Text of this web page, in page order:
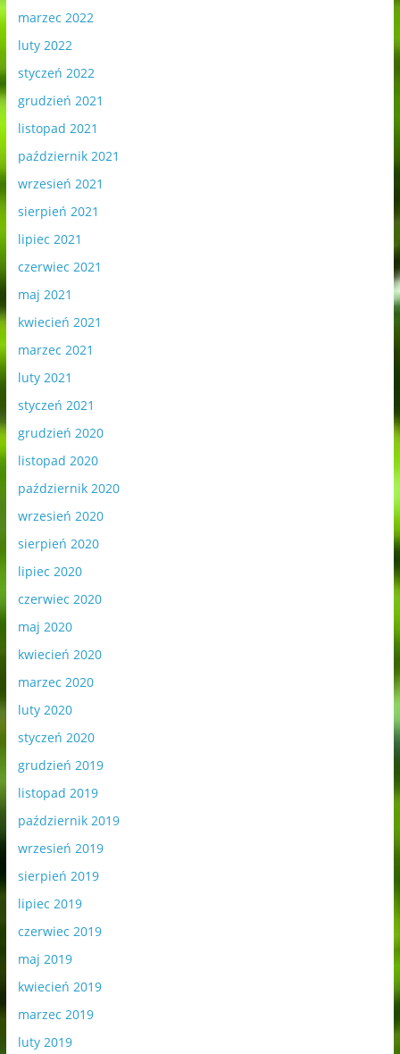
marzec 2022
luty 2022
styczeń 2022
grudzień 2021
listopad 2021
październik 2021
wrzesień 2021
sierpień 2021
lipiec 2021
czerwiec 2021
maj 2021
kwiecień 2021
marzec 2021
luty 2021
styczeń 2021
grudzień 2020
listopad 2020
październik 2020
wrzesień 2020
sierpień 2020
lipiec 2020
czerwiec 2020
maj 2020
kwiecień 2020
marzec 2020
luty 2020
styczeń 2020
grudzień 2019
listopad 2019
październik 2019
wrzesień 2019
sierpień 2019
lipiec 2019
czerwiec 2019
maj 2019
kwiecień 2019
marzec 2019
luty 2019